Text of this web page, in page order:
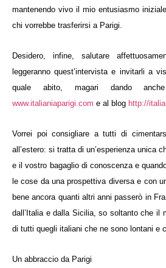
mantenendo vivo il mio entusiasmo
chi vorrebbe trasferirsi a Parigi.
Desidero, infine, salutare
leggeranno quest’intervista e invitarli a
quale abito, magari dando
www.italianiaparigi.com e al blog http://
Vorrei poi consigliare a tutti di
all’estero: si tratta di un’esperienza unica
e il vostro bagaglio di conoscenza e
le cose da una prospettiva diversa e con
bene ancora quanti altri anni passerò in
dall’Italia e dalla Sicilia, so soltanto che il
di tutti quegli italiani che ne sono lontani e
Un abbraccio da Parigi